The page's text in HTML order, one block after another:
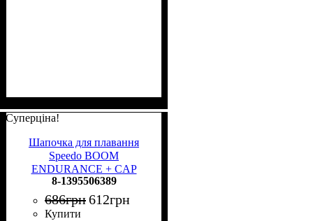
Суперціна!
Шапочка для плавання
Speedo BOOM
ENDURANCE + CAP
чорно-біла 8-1395506389
8-1395506389
686грн612грн
Купити